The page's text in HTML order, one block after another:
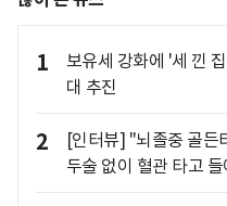
1
보유세 강화에 '세 낀
대 추진
2
[인터뷰] "뇌졸중 골
두술 없이 혈관 타고